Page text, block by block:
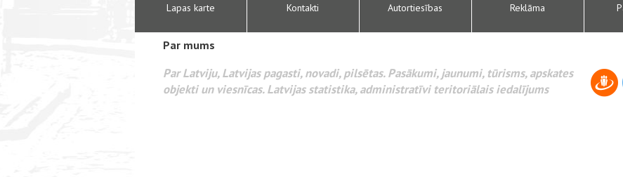
Lapas karte Kontakti Autortiesības Reklāma
Par mums
Par Latviju, Latvijas pagasti, novadi, pilsētas. Pasākumi, jaunumi, tūrisms, apskates
objekti un viesnīcas. Latvijas statistika, administratīvi teritoriālais iedalījums